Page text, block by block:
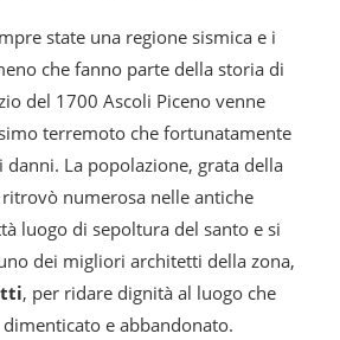
state una regione sismica e i
che fanno parte della storia di
del 1700 Ascoli Piceno venne
terremoto che fortunatamente
La popolazione, grata della
ritrovò numerosa nelle antiche
luogo di sepoltura del santo e si
dei migliori architetti della zona,
, per ridare dignità al luogo che
e abbandonato.